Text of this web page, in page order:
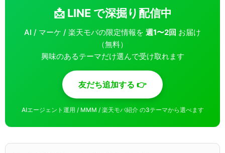
📩 LINE で深掘り配信中
AI / マーケ / 楽天モバの限定情報を 週1〜2回 お届け
（無料）
興味のあるテーマだけ選んで受け取れます
友だち追加する 👉
AIエージェント運用 / MMM / 楽天モバ紹介 の3テーマから選べます